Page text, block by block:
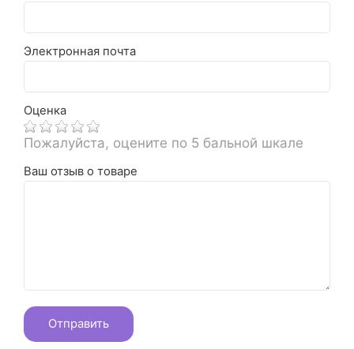
Электронная почта
Оценка
Пожалуйста, оцените по 5 бальной шкале
Ваш отзыв о товаре